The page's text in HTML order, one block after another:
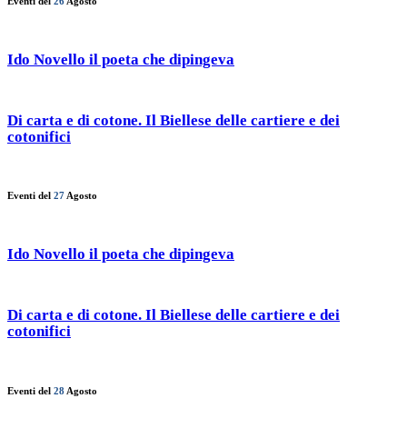
Ido Novello il poeta che dipingeva
Di carta e di cotone. Il Biellese delle cartiere e dei
cotonifici
Eventi del 27Agosto
Ido Novello il poeta che dipingeva
Di carta e di cotone. Il Biellese delle cartiere e dei
cotonifici
Eventi del 28 Agosto